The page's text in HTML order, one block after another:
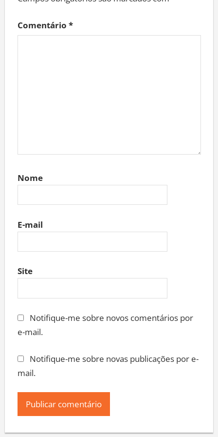
Comentário *
Nome
E-mail
Site
Notifique-me sobre novos comentários por
e-mail.
Notifique-me sobre novas publicações por e-
mail.